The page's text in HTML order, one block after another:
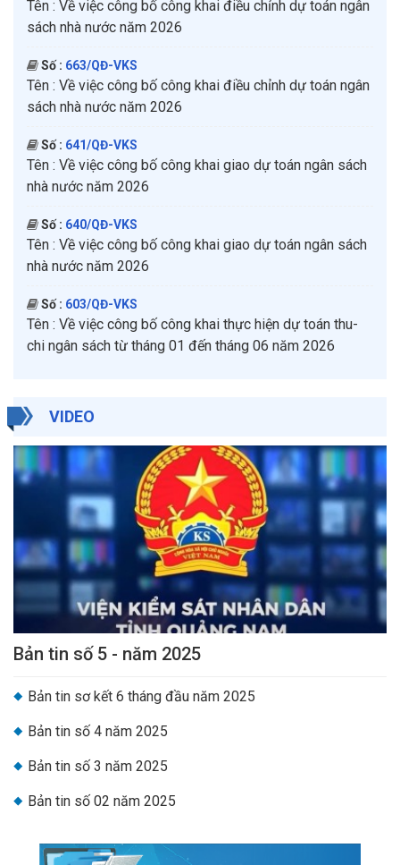
Tên : Về việc công bố công khai điều chỉnh dự toán ngân
sách nhà nước năm 2026
Số : 663/QĐ-VKS
Tên : Về việc công bố công khai điều chỉnh dự toán ngân
sách nhà nước năm 2026
Số : 641/QĐ-VKS
Tên : Về việc công bố công khai giao dự toán ngân sách
nhà nước năm 2026
Số : 640/QĐ-VKS
Tên : Về việc công bố công khai giao dự toán ngân sách
nhà nước năm 2026
Số : 603/QĐ-VKS
Tên : Về việc công bố công khai thực hiện dự toán thu-
chi ngân sách từ tháng 01 đến tháng 06 năm 2026
VIDEO
Bản tin số 5 - năm 2025
Bản tin sơ kết 6 tháng đầu năm 2025
Bản tin số 4 năm 2025
Bản tin số 3 năm 2025
Bản tin số 02 năm 2025